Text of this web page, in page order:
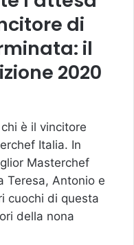
di
il
2020
è il vincitore
Italia. In
Masterchef
Teresa, Antonio e
cuochi di questa
della nona